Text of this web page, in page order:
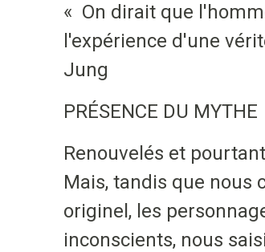
« On dirait que
l'expérience d'une
Jung
PRÉSENCE DU MYTHE
Renouvelés et
Mais, tandis que nous
originel, les
inconscients, nous